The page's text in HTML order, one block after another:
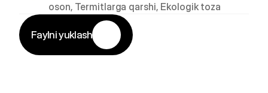
oson, Termitlarga qarshi, Ekologik toza
Faylni yuklash